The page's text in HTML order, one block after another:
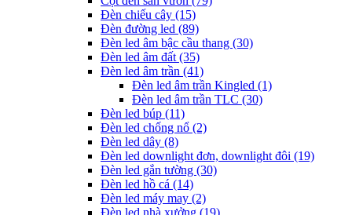
Đèn chiếu cây (15)
Đèn đường led (89)
Đèn led âm bậc cầu thang (30)
Đèn led âm đất (35)
Đèn led âm trần (41)
Đèn led âm trần Kingled (1)
Đèn led âm trần TLC (30)
Đèn led búp (11)
Đèn led chống nổ (2)
Đèn led dây (8)
Đèn led downlight đơn, downlight đôi (19)
Đèn led gắn tường (30)
Đèn led hồ cá (14)
Đèn led máy may (2)
Đèn led nhà xưởng (19)